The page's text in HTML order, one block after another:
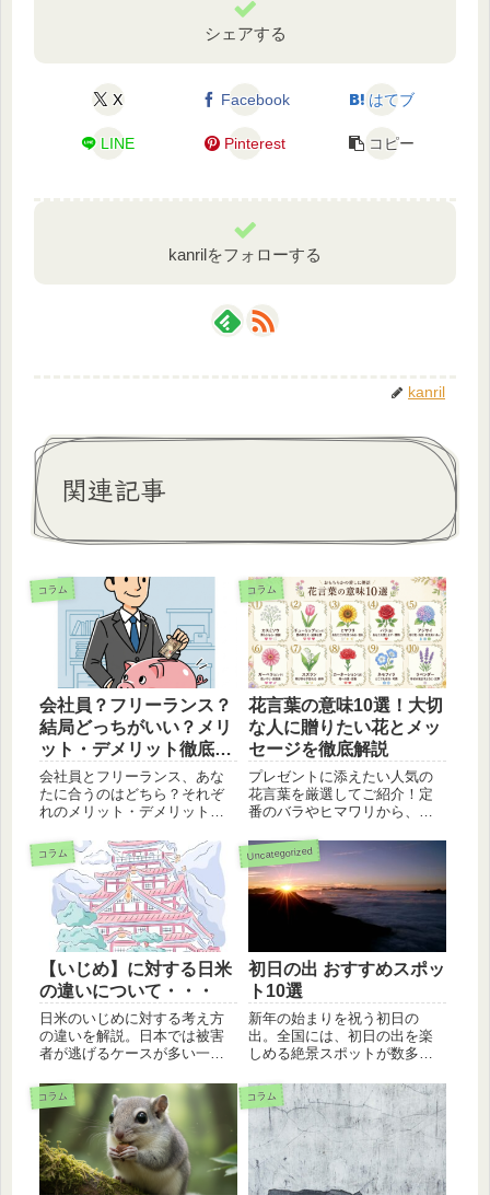
シェアする
X Facebook はてブ
LINE Pinterest コピー
kanrilをフォローする
kanril
関連記事
コラム
会社員？フリーランス？
結局どっちがいい？メリ
ット・デメリット徹底比
較！
会社員とフリーランス、あな
たに合うのはどちら？それぞ
れのメリット・デメリットを
で揺れるあなたに最適な働き
方を見つけるヒントを提供し
ます。
コラム
花言葉の意味10選！大切
な人に贈りたい花とメッ
セージを徹底解説
プレゼントに添えたい人気の
花言葉を厳選してご紹介！定
番のバラやヒマワリから、感
それぞれの花が持つ深い意味
や贈り方のコツを詳しくガイ
ドします。色による意味の違
いや注意点も網羅しているの
で、花選びに迷ったらぜひチ
ェックしてくださいね。
コラム
【いじめ】に対する日米
の違いについて・・・
日米のいじめに対する考え方
の違いを解説。日本では被害
者が逃げるケースが多い一
任を追及。いじめは傷害罪で
あることを強調し、問題解決
への意識を高めます。
Uncategorized
初日の出 おすすめスポッ
ト10選
新年の始まりを祝う初日の
出。全国には、初日の出を楽
しめる絶景スポットが数多く
も特におすすめの10選をご紹
介します。写真付きで詳しく
解説します。
コラム コラム